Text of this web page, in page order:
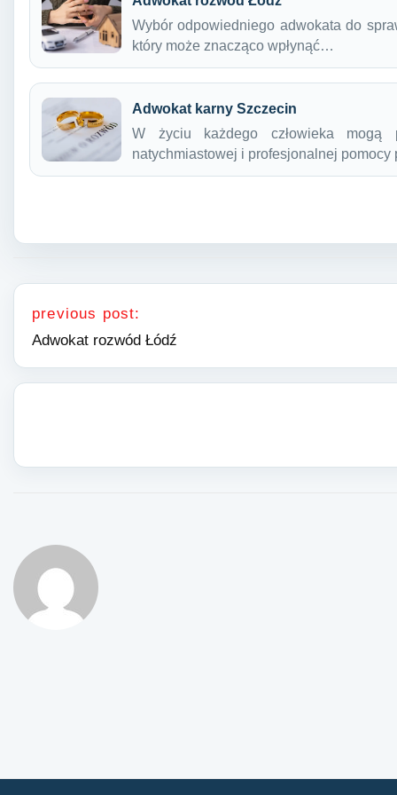
Wybór odpowiedniego adwokata do
który może znacząco wpłynąć…
Adwokat karny Szczecin
W życiu każdego człowieka mogą
natychmiastowej i profesjonalnej
Nawigacja wpisu
previous post:
Adwokat rozwód Łódź